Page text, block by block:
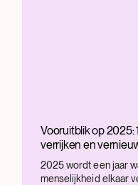
Vooruitblik op 2025:
verrijken en
2025 wordt een jaar
menselijkheid elkaar